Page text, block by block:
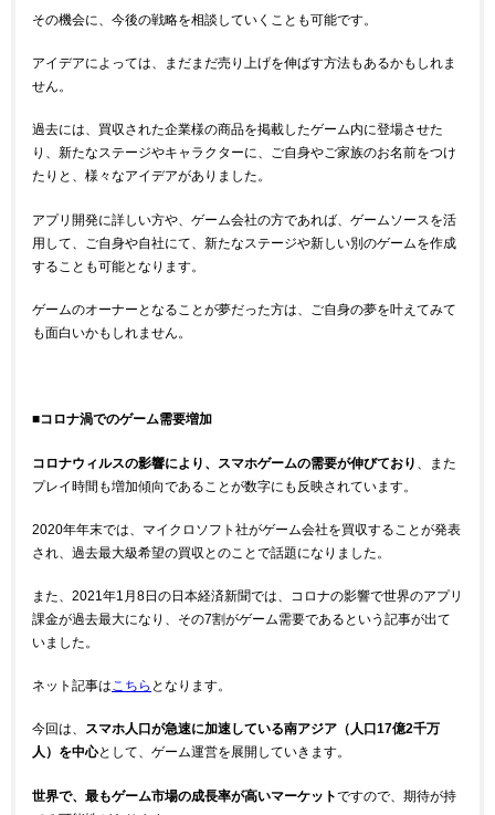
その機会に、今後の戦略を相談していくことも可能です。
アイデアによっては、まだまだ売り上げを伸ばす方法もあるかもしれま
せん。
過去には、買収された企業様の商品を掲載したゲーム内に登場させた
り、新たなステージやキャラクターに、ご自身やご家族のお名前をつけ
たりと、様々なアイデアがありました。
アプリ開発に詳しい方や、ゲーム会社の方であれば、ゲームソースを活
用して、ご自身や自社にて、新たなステージや新しい別のゲームを作成
することも可能となります。
ゲームのオーナーとなることが夢だった方は、ご自身の夢を叶えてみて
も面白いかもしれません。
■コロナ渦でのゲーム需要増加
コロナウィルスの影響により、スマホゲームの需要が伸びており
、また
プレイ時間も増加傾向であることが数字にも反映されています。
2020年年末では、マイクロソフト社がゲーム会社を買収することが発表
され、過去最大級希望の買収とのことで話題になりました。
また、2021年1月8日の日本経済新聞では、コロナの影響で世界のアプリ
課金が過去最大になり、その7割がゲーム需要であるという記事が出て
いました。
ネット記事はこちら となります。
今回は、 スマホ人口が急速に加速している南アジア（人口17億2千万
人）を中心として、ゲーム運営を展開していきます。
世界で、最もゲーム市場の成長率が高いマーケットですので、期待が持